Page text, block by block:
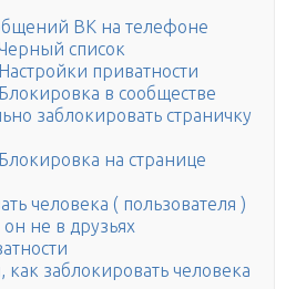
ВК на телефоне
список
приватности
в сообществе
заблокировать страничку
на странице
человека ( пользователя )
не в друзьях
как заблокировать человека